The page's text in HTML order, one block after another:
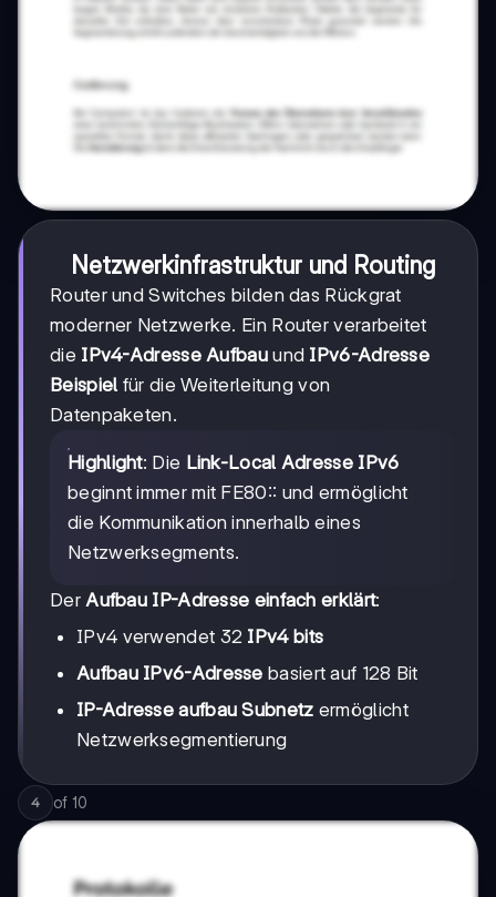
Netzwerkinfrastruktur und Routing
Router und Switches bilden das Rückgrat
moderner Netzwerke. Ein Router verarbeitet
die IPv4-Adresse Aufbauund IPv6-Adresse
Beispiel für die Weiterleitung von
Datenpaketen.
Highlight: Die Link-Local Adresse IPv6
beginnt immer mit FE80:: und ermöglicht
die Kommunikation innerhalb eines
Netzwerksegments.
DerAufbau IP-Adresse einfach erklärt:
IPv4 verwendet 32 IPv4 bits
Aufbau IPv6-Adresse basiert auf 128 Bit
IP-Adresse aufbau Subnetz ermöglicht
Netzwerksegmentierung
4 of 10